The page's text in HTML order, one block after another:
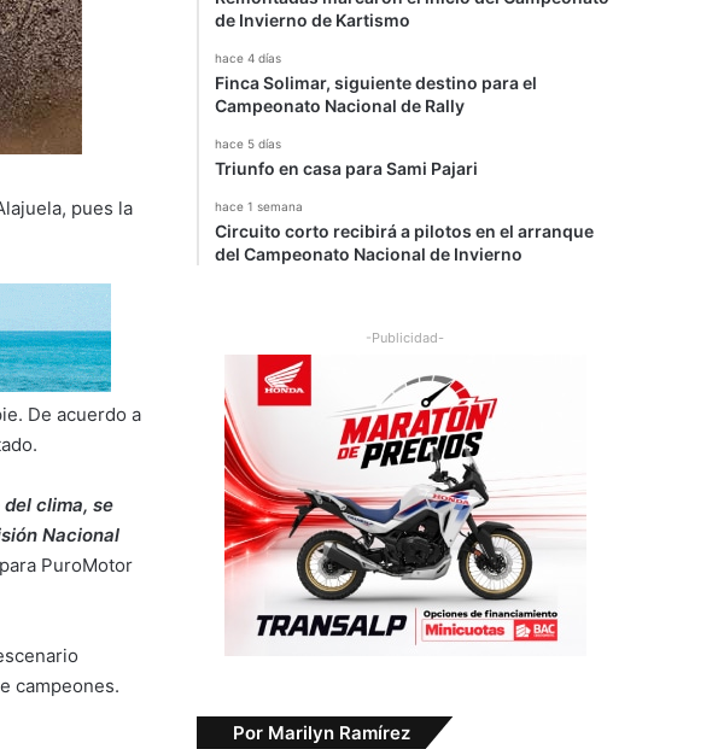
pues la
De acuerdo a
clima, se
Nacional
PuroMotor
campeones.
de Invierno de Kartismo
hace 4 días
Finca Solimar, siguiente destino para el
Campeonato Nacional de Rally
hace 5 días
Triunfo en casa para Sami Pajari
hace 1 semana
Circuito corto recibirá a pilotos en el arranque
del Campeonato Nacional de Invierno
-Publicidad-
Por Marilyn Ramírez